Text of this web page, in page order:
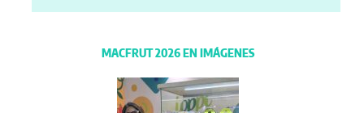
MACFRUT 2026 EN IMÁGENES